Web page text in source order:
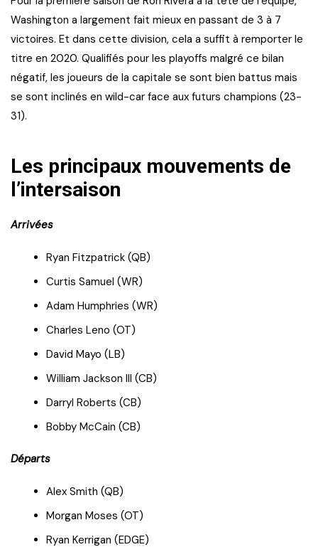
Washington a largement fait mieux en passant de 3 à 7
victoires. Et dans cette division, cela a suffit à remporter le
titre en 2020. Qualifiés pour les playoffs malgré ce bilan
négatif, les joueurs de la capitale se sont bien battus mais
se sont inclinés en wild-car face aux futurs champions (23-
31).
Les principaux mouvements de
l’intersaison
Arrivées
Ryan Fitzpatrick (QB)
Curtis Samuel (WR)
Adam Humphries (WR)
Charles Leno (OT)
David Mayo (LB)
William Jackson III (CB)
Darryl Roberts (CB)
Bobby McCain (CB)
Départs
Alex Smith (QB)
Morgan Moses (OT)
Ryan Kerrigan (EDGE)